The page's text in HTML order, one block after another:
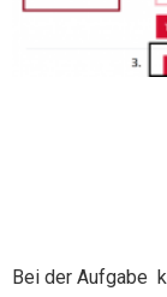
Bei der Aufgabe